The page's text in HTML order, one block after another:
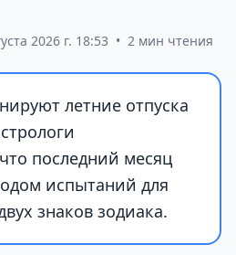
2026 г. 18:53 • 2 мин чтения
летние отпуска
последний месяц
испытаний для
знаков зодиака.